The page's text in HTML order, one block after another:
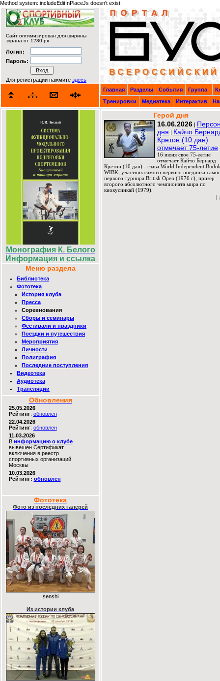
Method system::includeEditInPlaceJs doesn't exist
Сайт оптимизирован для ширины
экрана от 1280 px
Логин:
Пароль:
Для регистрации нажмите здесь
Главная
Разделы События Группа
Тренировки
Медиатека Интерактив
Монография К. Белого
Информация и ссылка
Меню раздела
Библиотека
Фототека
История клуба
Пресса
Соревнования
Сборы и семинары
Фестивали и праздники
Поездки и путешествия
Мероприятия
Личности
Полиграфия
Последние поступления
Видеотека
Аудиотека
Трансляции
Обновления
25.05.2026
Рейтинг: обновлен
22.04.2026
Рейтинг: обновлен
11.03.2026
В информацию о клубе
вывешен Сертификат
включения в реестр
спортивных организаций
Москвы
10.03.2026
Рейтинг: обновлен
Фототека
Фото из последних галерей
senshi
Из истории клуба
Герой дня
16.06.2026 |
дня | Кайчо
Кретон (10 дан)
отмечает 75-летие
16 июня свое 75-летие
отмечает Кайчо Бернард
Кретон (10 дан) - глава World Independent
WIBK, участник самого первого поединка
первого турнира British Open (1976 г), призер
второго абсолютного чемпионата мира по
киокусинкай (1979).
|